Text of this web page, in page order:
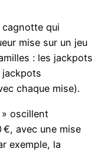
qui
mise sur un jeu
: les jackpots
chaque mise).
» oscillent
avec une mise
exemple, la